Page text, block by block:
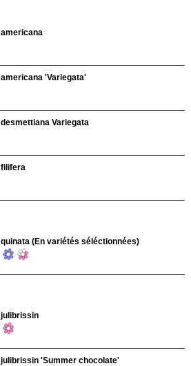
americana
americana 'Variegata'
desmettiana Variegata
filifera
quinata (En variétés séléctionnées)
julibrissin
julibrissin 'Summer chocolate'